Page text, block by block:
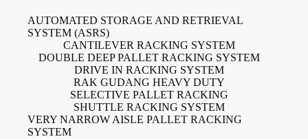
AUTOMATED STORAGE AND RETRIEVAL
SYSTEM (ASRS)
CANTILEVER RACKING SYSTEM
DOUBLE DEEP PALLET RACKING SYSTEM
DRIVE IN RACKING SYSTEM
RAK GUDANG HEAVY DUTY
SELECTIVE PALLET RACKING
SHUTTLE RACKING SYSTEM
VERY NARROW AISLE PALLET RACKING
SYSTEM